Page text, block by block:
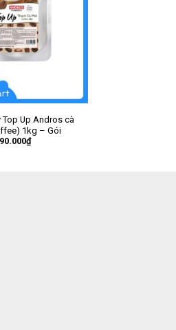
Top Up Andros cà
1kg – Gói
90.000₫